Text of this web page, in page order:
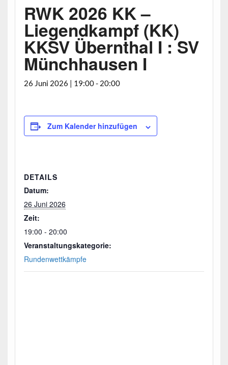
RWK 2026 KK –
Liegendkampf (KK)
KKSV Übernthal I : SV
Münchhausen I
26 Juni 2026 | 19:00- 20:00
Zum Kalender hinzufügen
DETAILS
Datum:
26 Juni 2026
Zeit:
19:00 - 20:00
Veranstaltungskategorie:
Rundenwettkämpfe